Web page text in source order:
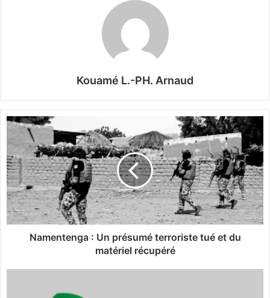
Kouamé L.-PH. Arnaud
N
e
n
t
e
n
g
Namentenga : Un présumé terroriste tué et du
matériel récupéré